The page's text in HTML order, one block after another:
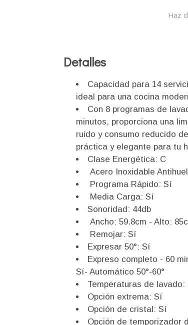
Haz
Detalles
Capacidad para 14
ideal para una cocina
Con 8 programas de
minutos, proporciona una
ruido y consumo reducido
práctica y elegante para tu
Clase Energética: C
Acero Inoxidable
Programa Rápido: Sí
Media Carga: Sí
Sonoridad: 44db
Ancho: 59.8cm - Alto:
Remojar: Sí
Expresar 50°: Sí
Expreso completo - 60
Sí- Automático 50°-60°
Temperaturas de lavado:
Opción extrema: Sí
Opción de cristal: Sí
Opción de temporizador